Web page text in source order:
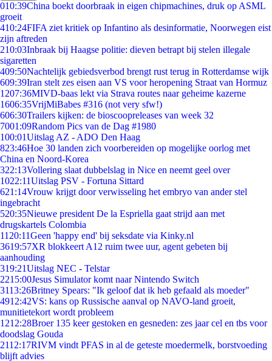
010:39China boekt doorbraak in eigen chipmachines, druk op ASML
groeit
410:24FIFA ziet kritiek op Infantino als desinformatie, Noorwegen eist
zijn aftreden
210:03Inbraak bij Haagse politie: dieven betrapt bij stelen illegale
sigaretten
409:50Nachtelijk gebiedsverbod brengt rust terug in Rotterdamse wijk
609:39Iran stelt zes eisen aan VS voor heropening Straat van Hormuz
1207:36MIVD-baas lekt via Strava routes naar geheime kazerne
1606:35VrijMiBabes #316 (not very sfw!)
606:30Trailers kijken: de bioscoopreleases van week 32
7001:09Random Pics van de Dag #1980
100:01Uitslag AZ - ADO Den Haag
823:46Hoe 30 landen zich voorbereiden op mogelijke oorlog met
China en Noord-Korea
322:13Vollering slaat dubbelslag in Nice en neemt geel over
1022:11Uitslag PSV - Fortuna Sittard
621:14Vrouw krijgt door verwisseling het embryo van ander stel
ingebracht
520:35Nieuwe president De la Espriella gaat strijd aan met
drugskartels Colombia
11 20:11Geen 'happy end' bij seksdate via Kinky.nl
3619:57XR blokkeert A12 ruim twee uur, agent gebeten bij
aanhouding
319:21Uitslag NEC - Telstar
2215:00Jesus Simulator komt naar Nintendo Switch
3113:26Britney Spears: "Ik geloof dat ik heb gefaald als moeder"
4912:42VS: kans op Russische aanval op NAVO-land groeit,
munitietekort wordt probleem
1212:28Broer 135 keer gestoken en gesneden: zes jaar cel en tbs voor
doodslag Gouda
2112:17RIVM vindt PFAS in al de geteste moedermelk, borstvoeding
blijft advies